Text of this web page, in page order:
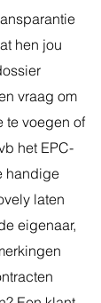
hen jou
vraag om
te voegen of
het EPC-
handige
laten
eigenaar,